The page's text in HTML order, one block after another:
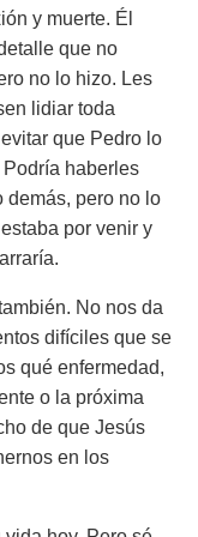
y muerte. Él
que no
no lo hizo. Les
lidiar toda
que Pedro lo
haberles
demás, pero no lo
por venir y
No nos da
difíciles que se
qué enfermedad,
o la próxima
de que Jesús
en los